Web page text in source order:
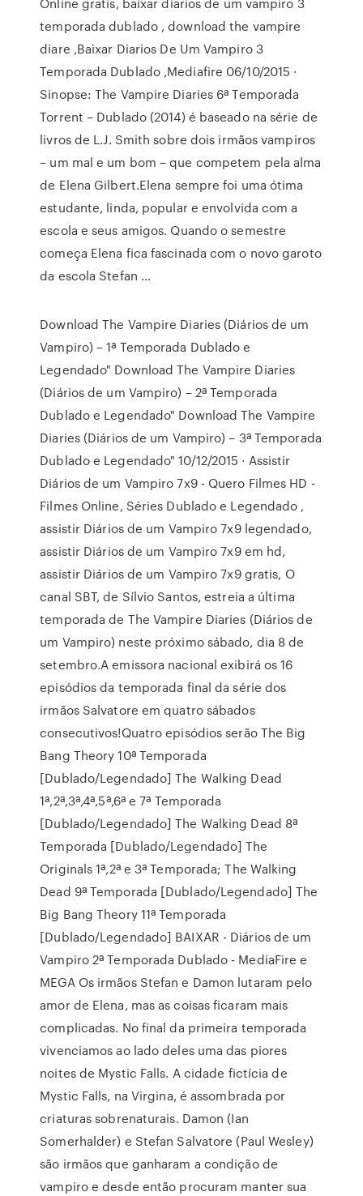
temporada dublado , download the vampire
diare ,Baixar Diarios De Um Vampiro 3
Temporada Dublado ,Mediafire 06/10/2015 ·
Sinopse: The Vampire Diaries 6ª Temporada
Torrent – Dublado (2014) é baseado na série de
livros de L.J. Smith sobre dois irmãos vampiros
– um mal e um bom – que competem pela alma
de Elena Gilbert.Elena sempre foi uma ótima
estudante, linda, popular e envolvida com a
escola e seus amigos. Quando o semestre
começa Elena fica fascinada com o novo garoto
da escola Stefan …
Download The Vampire Diaries (Diários de um
Vampiro) – 1ª Temporada Dublado e
Legendado" Download The Vampire Diaries
(Diários de um Vampiro) – 2ª Temporada
Dublado e Legendado" Download The Vampire
Diaries (Diários de um Vampiro) – 3ª Temporada
Dublado e Legendado" 10/12/2015 · Assistir
Diários de um Vampiro 7x9 - Quero Filmes HD -
Filmes Online, Séries Dublado e Legendado ,
assistir Diários de um Vampiro 7x9 legendado,
assistir Diários de um Vampiro 7x9 em hd,
assistir Diários de um Vampiro 7x9 gratis, O
canal SBT, de Sílvio Santos, estreia a última
temporada de The Vampire Diaries (Diários de
um Vampiro) neste próximo sábado, dia 8 de
setembro.A emissora nacional exibirá os 16
episódios da temporada final da série dos
irmãos Salvatore em quatro sábados
consecutivos!Quatro episódios serão The Big
Bang Theory 10ª Temporada
[Dublado/Legendado] The Walking Dead
1ª,2ª,3ª,4ª,5ª,6ª e 7ª Temporada
[Dublado/Legendado] The Walking Dead 8ª
Temporada [Dublado/Legendado] The
Originals 1ª,2ª e 3ª Temporada; The Walking
Dead 9ª Temporada [Dublado/Legendado] The
Big Bang Theory 11ª Temporada
[Dublado/Legendado] BAIXAR - Diários de um
Vampiro 2ª Temporada Dublado - MediaFire e
MEGA Os irmãos Stefan e Damon lutaram pelo
amor de Elena, mas as coisas ficaram mais
complicadas. No final da primeira temporada
vivenciamos ao lado deles uma das piores
noites de Mystic Falls. A cidade fictícia de
Mystic Falls, na Virgina, é assombrada por
criaturas sobrenaturais. Damon (Ian
Somerhalder) e Stefan Salvatore (Paul Wesley)
são irmãos que ganharam a condição de
vampiro e desde então procuram manter sua